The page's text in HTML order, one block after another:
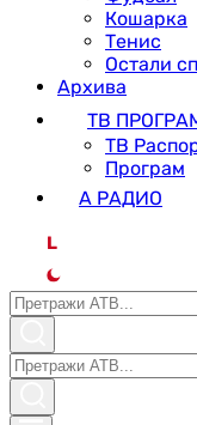
Кошарка
Тенис
Остали
Архива
ТВ
ТВ
Програм
А РАДИО
L